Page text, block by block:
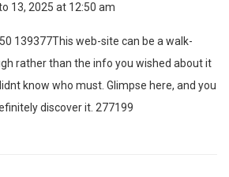
13, 2025 at 12:50 am
139377This web-site can be a walk-
rather than the info you wished about it
know who must. Glimpse here, and you
discover it. 277199